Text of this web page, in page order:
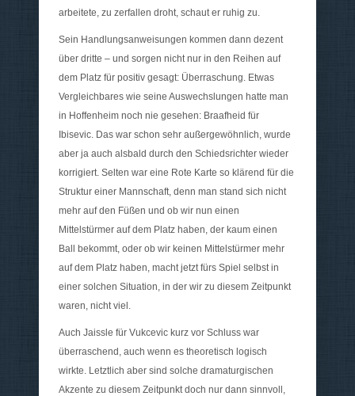
arbeitete, zu zerfallen droht, schaut er ruhig zu.
Sein Handlungsanweisungen kommen dann dezent
über dritte – und sorgen nicht nur in den Reihen auf
dem Platz für positiv gesagt: Überraschung. Etwas
Vergleichbares wie seine Auswechslungen hatte man
in Hoffenheim noch nie gesehen: Braafheid für
Ibisevic. Das war schon sehr außergewöhnlich, wurde
aber ja auch alsbald durch den Schiedsrichter wieder
korrigiert. Selten war eine Rote Karte so klärend für die
Struktur einer Mannschaft, denn man stand sich nicht
mehr auf den Füßen und ob wir nun einen
Mittelstürmer auf dem Platz haben, der kaum einen
Ball bekommt, oder ob wir keinen Mittelstürmer mehr
auf dem Platz haben, macht jetzt fürs Spiel selbst in
einer solchen Situation, in der wir zu diesem Zeitpunkt
waren, nicht viel.
Auch Jaissle für Vukcevic kurz vor Schluss war
überraschend, auch wenn es theoretisch logisch
wirkte. Letztlich aber sind solche dramaturgischen
Akzente zu diesem Zeitpunkt doch nur dann sinnvoll,